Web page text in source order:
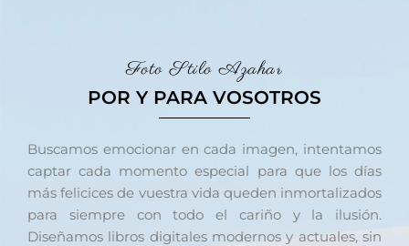
Foto Stilo Azahar
POR Y PARA VOSOTROS
Buscamos emocionar en cada imagen, intentamos
captar cada momento especial para que los días
más felicices de vuestra vida queden inmortalizados
para siempre con todo el cariño y la ilusión.
Diseñamos libros digitales modernos y actuales, sin